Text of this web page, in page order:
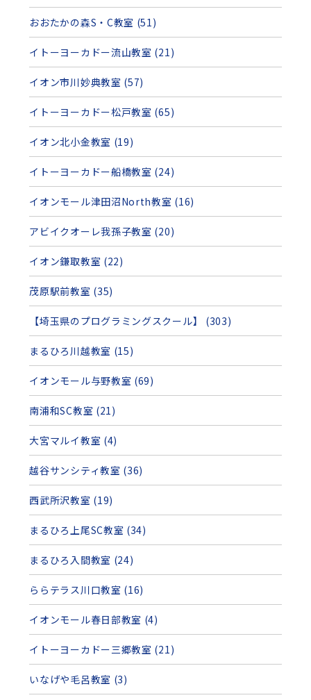
おおたかの森S・C教室 (51)
イトーヨーカドー流山教室 (21)
イオン市川妙典教室 (57)
イトーヨーカドー松戸教室 (65)
イオン北小金教室 (19)
イトーヨーカドー船橋教室 (24)
イオンモール津田沼North教室 (16)
アビイクオーレ我孫子教室 (20)
イオン鎌取教室 (22)
茂原駅前教室 (35)
【埼玉県のプログラミングスクール】 (303)
まるひろ川越教室 (15)
イオンモール与野教室 (69)
南浦和SC教室 (21)
大宮マルイ教室 (4)
越谷サンシティ教室 (36)
西武所沢教室 (19)
まるひろ上尾SC教室 (34)
まるひろ入間教室 (24)
ららテラス川口教室 (16)
イオンモール春日部教室 (4)
イトーヨーカドー三郷教室 (21)
いなげや毛呂教室 (3)